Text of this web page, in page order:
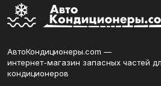
АвтоКондиционеры.com —
интернет-магазин запасных частей
кондиционеров